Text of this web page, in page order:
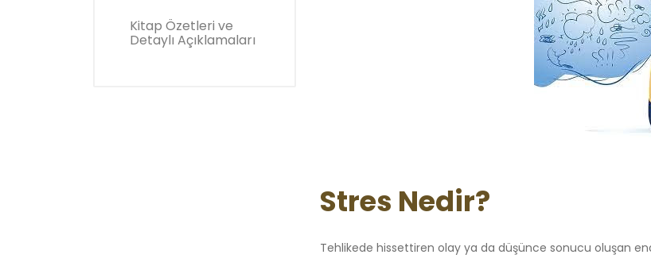
Kitap Özetleri ve
Detaylı Açıklamaları
Stres Nedir?
Tehlikede hissettiren olay ya da düşünce sonucu oluşan